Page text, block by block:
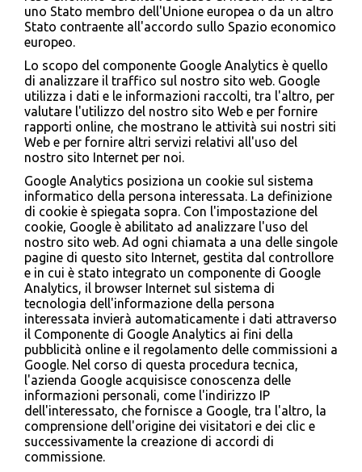
uno Stato membro dell'Unione europea o da un altro
Stato contraente all'accordo sullo Spazio economico
europeo.
Lo scopo del componente Google Analytics è quello
di analizzare il traffico sul nostro sito web. Google
utilizza i dati e le informazioni raccolti, tra l'altro, per
valutare l'utilizzo del nostro sito Web e per fornire
rapporti online, che mostrano le attività sui nostri siti
Web e per fornire altri servizi relativi all'uso del
nostro sito Internet per noi.
Google Analytics posiziona un cookie sul sistema
informatico della persona interessata. La definizione
di cookie è spiegata sopra. Con l'impostazione del
cookie, Google è abilitato ad analizzare l'uso del
nostro sito web. Ad ogni chiamata a una delle singole
pagine di questo sito Internet, gestita dal controllore
e in cui è stato integrato un componente di Google
Analytics, il browser Internet sul sistema di
tecnologia dell'informazione della persona
interessata invierà automaticamente i dati attraverso
il Componente di Google Analytics ai fini della
pubblicità online e il regolamento delle commissioni a
Google. Nel corso di questa procedura tecnica,
l'azienda Google acquisisce conoscenza delle
informazioni personali, come l'indirizzo IP
dell'interessato, che fornisce a Google, tra l'altro, la
comprensione dell'origine dei visitatori e dei clic e
successivamente la creazione di accordi di
commissione.